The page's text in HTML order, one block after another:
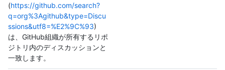
(https://github.com/search?
q=org%3Agithub&type=Discu
ssions&utf8=%E2%9C%93)
は、GitHub組織が所有するリポ
ジトリ内のディスカッションと
一致します。